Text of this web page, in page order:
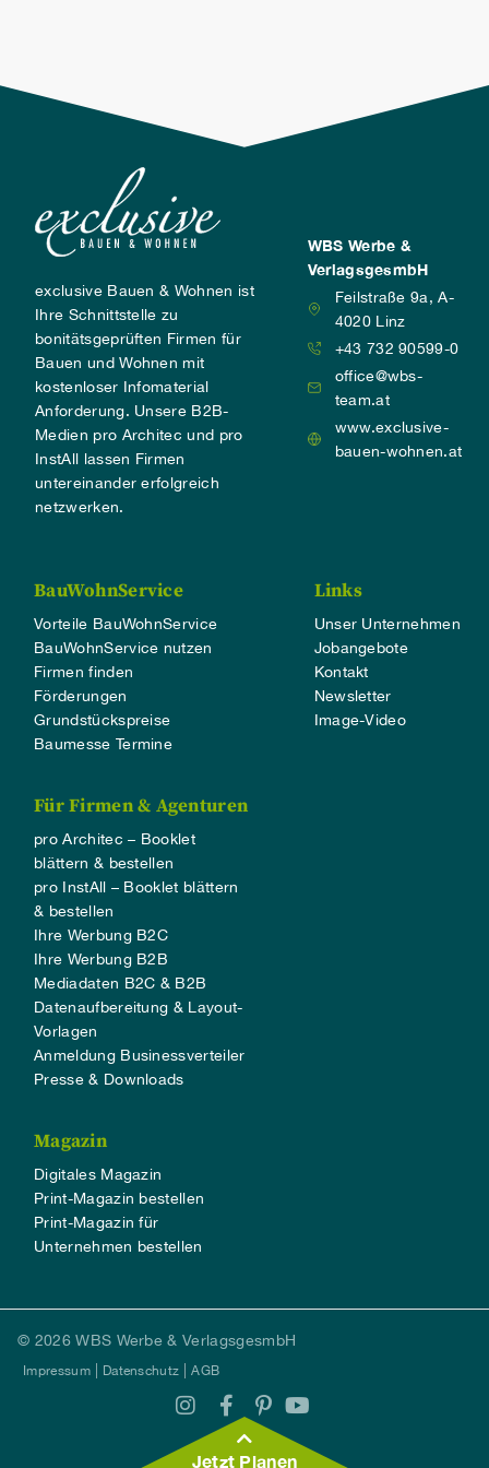
Jetzt Planen
exclusive Bauen & Wohnen ist
Ihre Schnittstelle zu
bonitätsgeprüften Firmen für
Bauen und Wohnen mit
kostenloser Infomaterial
Anforderung. Unsere B2B-
Medien pro Architec und pro
InstAll lassen Firmen
untereinander erfolgreich
netzwerken.
WBS Werbe &
VerlagsgesmbH
Feilstraße 9a, A-
4020 Linz
+43 732 90599-0
office@wbs-
team.at
www.exclusive-
bauen-wohnen.at
BauWohnService
Vorteile BauWohnService
BauWohnService nutzen
Firmen finden
Förderungen
Grundstückspreise
Baumesse Termine
Links
Unser Unternehmen
Jobangebote
Kontakt
Newsletter
Image-Video
Für Firmen & Agenturen
pro Architec – Booklet
blättern & bestellen
pro InstAll – Booklet blättern
& bestellen
Ihre Werbung B2C
Ihre Werbung B2B
Mediadaten B2C & B2B
Datenaufbereitung & Layout-
Vorlagen
Anmeldung Businessverteiler
Presse & Downloads
Magazin
Digitales Magazin
Print-Magazin bestellen
Print-Magazin für
Unternehmen bestellen
© 2026 WBS Werbe & VerlagsgesmbH
Impressum Datenschutz AGB